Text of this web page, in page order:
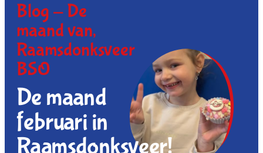
Blog -De
maand van,
Raamsdonksveer
BSO
De maand
februari in
Raamsdonksveer!